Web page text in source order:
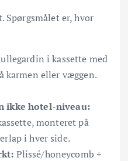
er, hvor
i kassette med
karmen eller væggen.
ikke hotel-niveau:
monteret på
i hver side.
Plissé/honeycomb +